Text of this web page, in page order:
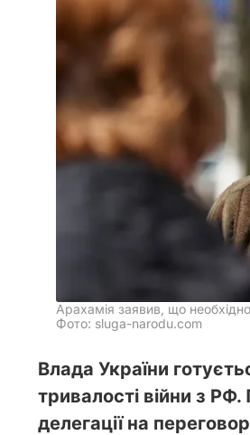
Арахамія заявив, що
Фото: sluga-narodu.com
Влада України
тривалості війни з
делегації на